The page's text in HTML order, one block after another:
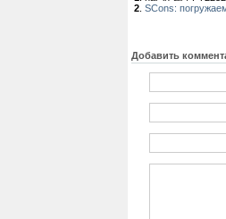
2. SCons:
Добавить